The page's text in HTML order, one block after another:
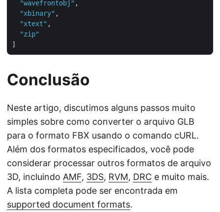
"wavefrontobj" ,
"xbinary" ,
"xtext" ,
"zip"
Conclusão
Neste artigo, discutimos alguns passos muito
simples sobre como converter o arquivo GLB
para o formato FBX usando o comando cURL.
Além dos formatos especificados, você pode
considerar processar outros formatos de arquivo
3D, incluindo AMF, 3DS, RVM, DRC e muito mais.
A lista completa pode ser encontrada em
supported document formats.